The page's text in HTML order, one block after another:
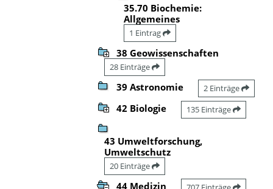
35.70 Biochemie:
Allgemeines
1 Eintrag
38 Geowissenschaften
28 Einträge
39 Astronomie 2 Einträge
42 Biologie 135 Einträge
43 Umweltforschung,
Umweltschutz
20 Einträge
44 Medizin